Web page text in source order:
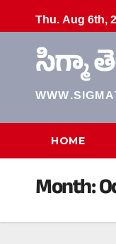
to
content
Thu. Aug 6th,
సిగ్మా
HOME
Month: